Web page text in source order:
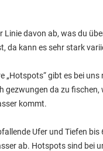
Linie davon ab, was du
da kann es sehr stark
„Hotspots“ gibt es bei
gezwungen da zu fischen,
kommt.
Ufer und Tiefen bis
ab. Hotspots sind bei